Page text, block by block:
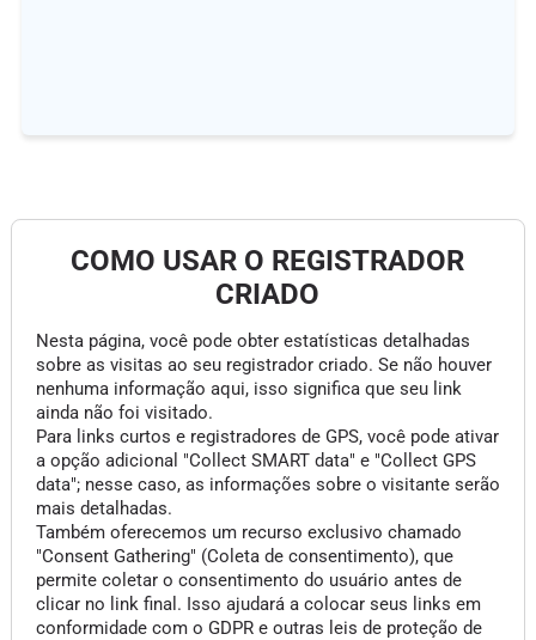
COMO USAR O REGISTRADOR
CRIADO
Nesta página, você pode obter estatísticas detalhadas
sobre as visitas ao seu registrador criado. Se não houver
nenhuma informação aqui, isso significa que seu link
ainda não foi visitado.
Para links curtos e registradores de GPS, você pode ativar
a opção adicional "Collect SMART data" e "Collect GPS
data"; nesse caso, as informações sobre o visitante serão
mais detalhadas.
Também oferecemos um recurso exclusivo chamado
"Consent Gathering" (Coleta de consentimento), que
permite coletar o consentimento do usuário antes de
clicar no link final. Isso ajudará a colocar seus links em
conformidade com o GDPR e outras leis de proteção de